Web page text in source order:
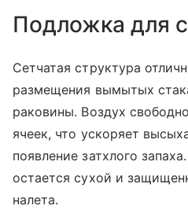
Подложка для
Сетчатая структура
размещения вымытых
раковины. Воздух
ячеек, что ускоряет
появление затхлого
остается сухой и
налета.